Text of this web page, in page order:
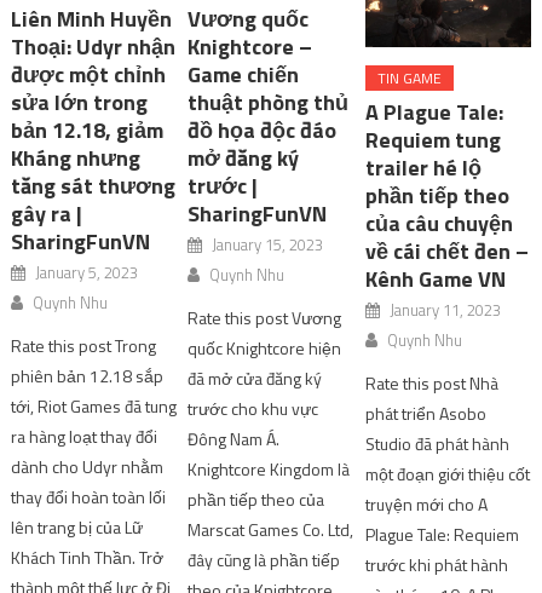
Liên Minh Huyền
Thoại: Udyr nhận
được một chỉnh
sửa lớn trong
bản 12.18, giảm
Kháng nhưng
tăng sát thương
gây ra |
SharingFunVN
January 5, 2023
Quynh Nhu
Rate this post Trong
phiên bản 12.18 sắp
tới, Riot Games đã tung
ra hàng loạt thay đổi
dành cho Udyr nhằm
thay đổi hoàn toàn lối
lên trang bị của Lữ
Khách Tinh Thần. Trở
thành một thế lực ở Đi
Vương quốc
Knightcore –
Game chiến
thuật phòng thủ
đồ họa độc đáo
mở đăng ký
trước |
SharingFunVN
January 15, 2023
Quynh Nhu
Rate this post Vương
quốc Knightcore hiện
đã mở cửa đăng ký
trước cho khu vực
Đông Nam Á.
Knightcore Kingdom là
phần tiếp theo của
Marscat Games Co. Ltd,
đây cũng là phần tiếp
TIN GAME
A Plague Tale:
Requiem tung
trailer hé lộ
phần tiếp theo
của câu chuyện
về cái chết đen –
Kênh Game VN
January 11, 2023
Quynh Nhu
Rate this post Nhà
phát triển Asobo
Studio đã phát hành
một đoạn giới thiệu cốt
truyện mới cho A
Plague Tale: Requiem
trước khi phát hành